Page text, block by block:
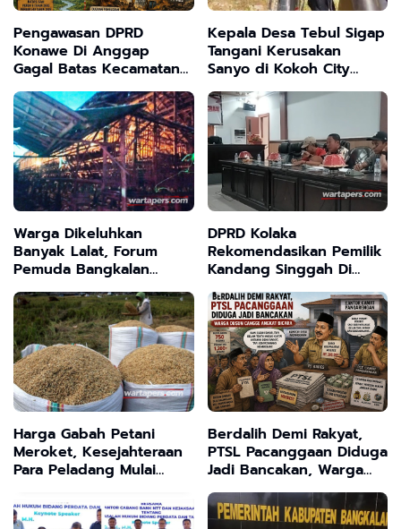
Pengawasan DPRD
Konawe Di Anggap
Gagal Batas Kecamatan
Pondidaha - Amonggedo
Tak Terselesaikan, Tanah
Ulayat Jadi Korban
Kepala Desa Tebul Sigap
Tangani Kerusakan
Sanyo di Kokoh City
Kwanyar Bangkalan
Warga Dikeluhkan
Banyak Lalat, Forum
Pemuda Bangkalan
Desak Dinas Peternakan
Sidak dan Tutup
Peternakan Ayam Tanpa
Izin
DPRD Kolaka
Rekomendasikan Pemilik
Kandang Singgah Di
Laloeha Di Hentikan
Sementara Karena Tak
Sesuai Izin
Harga Gabah Petani
Meroket, Kesejahteraan
Para Peladang Mulai
Berdalih Demi Rakyat,
PTSL Pacanggaan Diduga
Jadi Bancakan, Warga
Dusun Cangge Angkat
Bicara